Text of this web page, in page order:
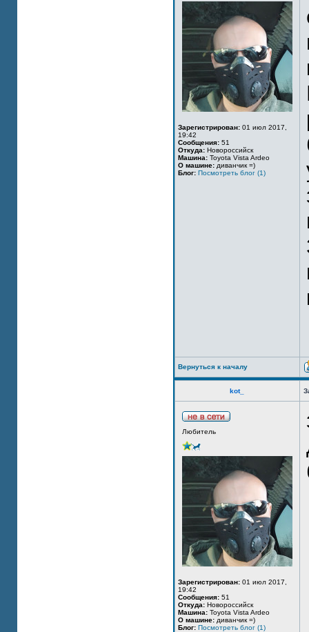
Зарегистрирован: 01 июл 2017,
19:42
Сообщения: 51
Откуда: Новороссийск
Машина: Toyota Vista Ardeo
О машине: диванчик =)
Блог: Посмотреть блог (1)
Вернуться к началу
kot_
Любитель
Зарегистрирован: 01 июл 2017,
19:42
Сообщения: 51
Откуда: Новороссийск
Машина: Toyota Vista Ardeo
О машине: диванчик =)
Блог: Посмотреть блог (1)